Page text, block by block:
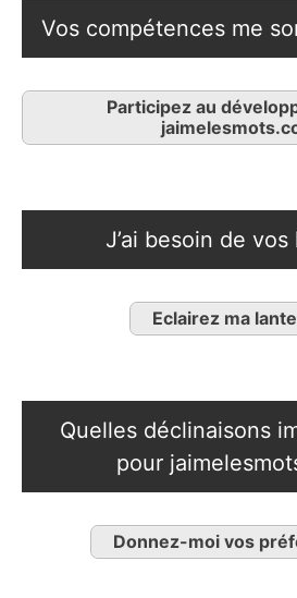
Vos compétences me
Participez au
J’ai besoin de
Eclairez ma
Quelles déclinaisons
pour
Donnez-moi vos